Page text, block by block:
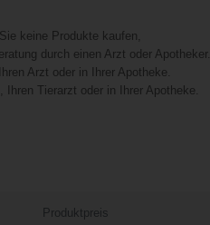
keine Produkte kaufen,
durch einen Arzt oder Apotheker.
Arzt oder in Ihrer Apotheke.
Tierarzt oder in Ihrer Apotheke.
Produktpreis